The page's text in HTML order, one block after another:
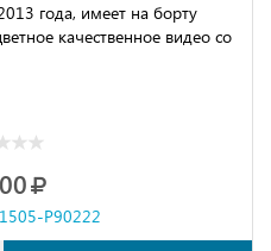
года, имеет на борту
качественное видео со
P90222